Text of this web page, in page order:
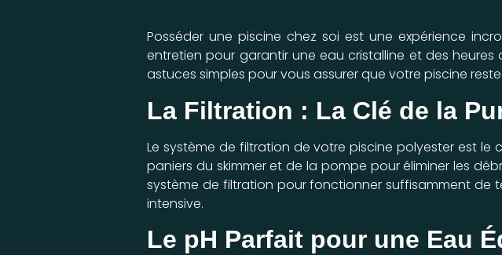
Posséder une piscine chez soi est une expérience
entretien pour garantir une eau cristalline et des
astuces simples pour vous assurer que votre piscine
La Filtration : La Clé de la
Le système de filtration de votre piscine polyester est
paniers du skimmer et de la pompe pour éliminer les
système de filtration pour fonctionner suffisamment de
intensive.
Le pH Parfait pour une Eau